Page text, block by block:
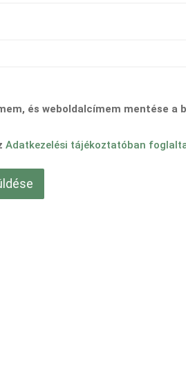
és weboldalcímem mentése a
Adatkezelési tájékoztatóban